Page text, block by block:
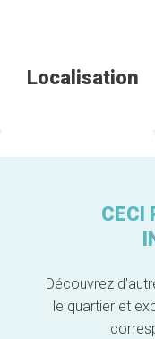
Localisation
CECI
Découvrez
le quartier et